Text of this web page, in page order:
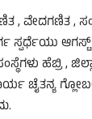
, ವೇದಗಣಿತ ,
ಸ್ಪರ್ಧೆಯು
ಹೆಬ್ರಿ ,
ಚೈತನ್ಯ